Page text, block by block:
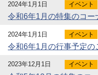
2024年1月1日 イベント
令和6年1月の特集のコー
2024年1月1日 イベント
令和6年1月の行事予定の
2023年12月1日 イベント